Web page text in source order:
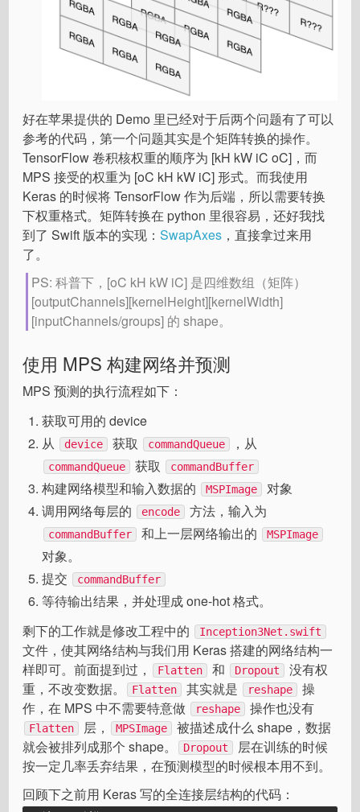
好在苹果提供的 Demo 里已经对于后两个问题有了可以
参考的代码，第一个问题其实是个矩阵转换的操作。
TensorFlow 卷积核权重的顺序为 [kH kW iC oC]，而
MPS 接受的权重为 [oC kH kW iC] 形式。而我使用
Keras 的时候将 TensorFlow 作为后端，所以需要转换
下权重格式。矩阵转换在 python 里很容易，还好我找
到了 Swift 版本的实现：SwapAxes ，直接拿过来用
了。
PS: 科普下，[oC kH kW iC] 是四维数组（矩阵）
[outputChannels][kernelHeight][kernelWidth]
[inputChannels/groups] 的 shape。
使用 MPS 构建网络并预测
MPS 预测的执行流程如下：
获取可用的 device
从
device 获取 commandQueue ，从
commandQueue 获取 commandBuffer
构建网络模型和输入数据的 MSPImage
对象
调用网络每层的
encode 方法，输入为
commandBuffer 和上一层网络输出的 MSPImage
对象。
提交
commandBuffer
等待输出结果，并处理成 one-hot 格式。
剩下的工作就是修改工程中的
Inception3Net.swift
文件，使其网络结构与我们用 Keras 搭建的网络结构一
样即可。前面提到过，
Flatten 和 Dropout
没有权
重，不改变数据。
Flatten 其实就是 reshape
操
作，在 MPS 中不需要特意做
reshape 操作也没有
Flatten 层， MPSImage
被描述成什么 shape，数据
就会被排列成那个 shape。
Dropout
层在训练的时候
按一定几率丢弃结果，在预测模型的时候根本用不到。
回顾下之前用 Keras 写的全连接层结构的代码：